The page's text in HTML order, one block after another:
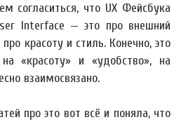
согласиться, что UX Фейсбука
Interface — это про внешний
красоту и стиль. Конечно, это
«красоту» и «удобство», на
взаимосвязано.
про это вот всё и поняла, что